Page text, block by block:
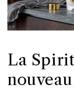
La